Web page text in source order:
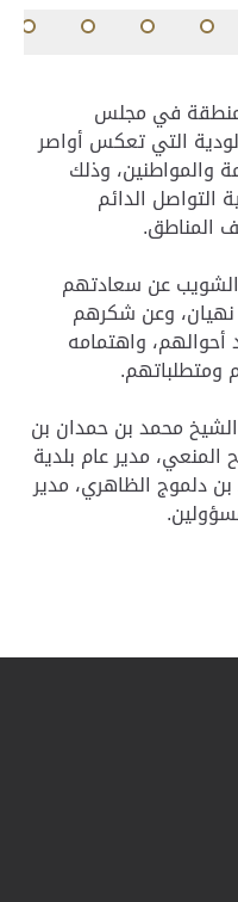
في مجلس
التي تعكس أواصر
والمواطنين، وذلك
الدائم
المناطق.
عن سعادتهم
نهيان، وعن شكرهم
واهتمامه
ومتطلباتهم.
محمد بن حمدان بن
مدير عام بلدية
دلموج الظاهري، مدير